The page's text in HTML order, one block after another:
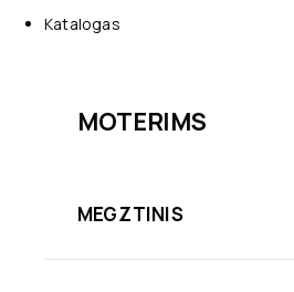
Katalogas
MOTERIMS
MEGZTINIS